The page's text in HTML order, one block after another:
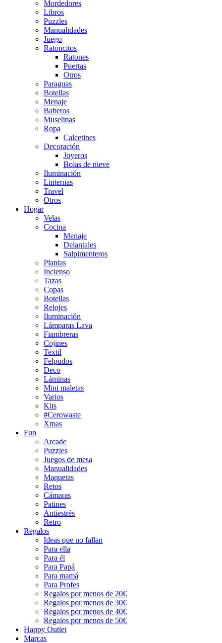
Mordedores
Libros
Puzzles
Manualidades
Juego
Ratoncitos
Ratones
Puertas
Otros
Paraguas
Botellas
Menaje
Baberos
Muselinas
Ropa
Calcetines
Decoración
Joyeros
Bolas de nieve
Iluminación
Linternas
Travel
Otros
Hogar
Velas
Cocina
Menaje
Delantales
Salpimenteros
Plantas
Incienso
Tazas
Copas
Botellas
Relojes
Iluminación
Lámparas Lava
Fiambreras
Cojines
Textil
Felpudos
Deco
Láminas
Mini maletas
Varios
Kits
#Cerowaste
Xmas
Fun
Arcade
Puzzles
Juegos de mesa
Manualidades
Maquetas
Retos
Cámaras
Patines
Antiestrés
Retro
Regalos
Ideas que no fallan
Para ella
Para él
Para Papá
Para mamá
Para Profes
Regalos por menos de 20€
Regalos por menos de 30€
Regalos por menos de 40€
Regalos por menos de 50€
Happy Outlet
Marcas